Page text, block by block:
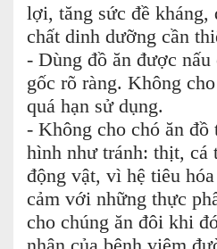
lợi, tăng sức đề kháng,
chất dinh dưỡng cần
- Dùng đồ ăn được
gốc rõ ràng. Không
quá hạn sử dụng.
- Không cho chó ăn
hình như tránh: thịt, cá
động vật, vì hệ tiêu
cảm với những thực
cho chúng ăn đôi khi